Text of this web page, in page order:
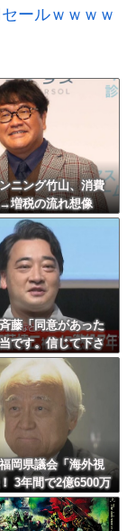
ールｗｗｗｗ
ニング竹山、消費
増税の流れ想像
やりたいと思いま
藤「同意があった
です。信じて下さ
の主張が通らな
岡県議会「海外視
3年間で2億6500万
ｗｗｗｗ